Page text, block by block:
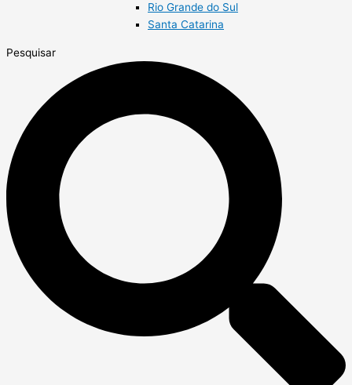
Rio Grande do Sul
Santa Catarina
Pesquisar